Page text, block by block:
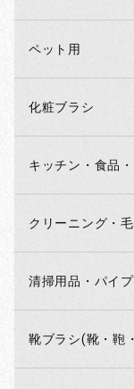
ペット用
化粧ブラシ
キッチン・食品
クリーニング・
清掃用品・パイ
靴ブラシ(靴・鞄
お買い